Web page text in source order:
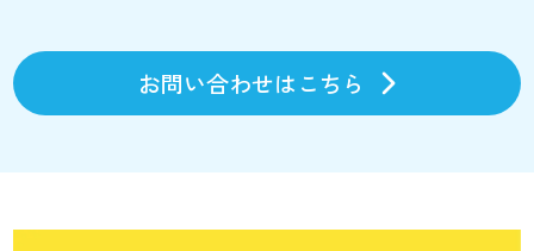
お問い合わせはこちら